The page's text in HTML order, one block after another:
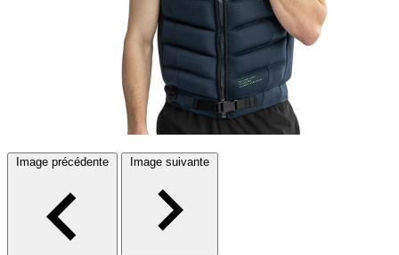
Image précédente Image suivante